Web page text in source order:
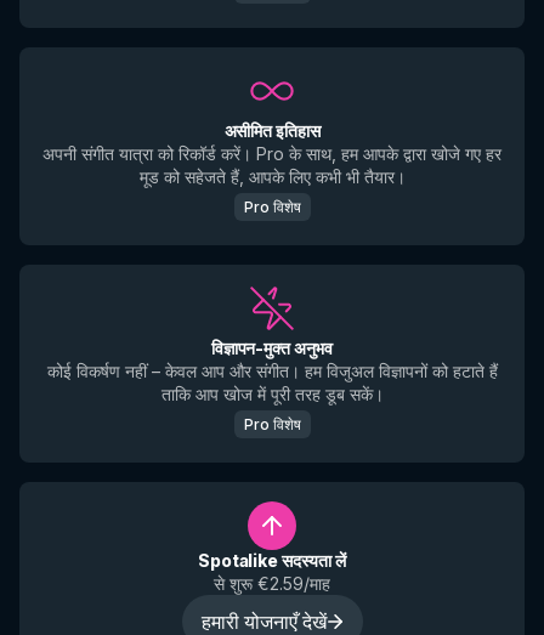
असीमित इतिहास
अपनी संगीत यात्रा को रिकॉर्ड करें। Pro के साथ, हम आपके द्वारा खोजे गए हर
मूड को सहेजते हैं, आपके लिए कभी भी तैयार।
Pro विशेष
विज्ञापन-मुक्त अनुभव
कोई विकर्षण नहीं – केवल आप और संगीत। हम विजुअल विज्ञापनों को हटाते हैं
ताकि आप खोज में पूरी तरह डूब सकें।
Pro विशेष
Spotalike सदस्यता लें
से शुरू €2.59/माह
हमारी योजनाएँ देखें